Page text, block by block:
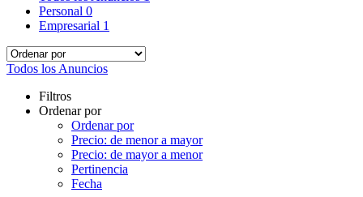
Personal 0
Empresarial 1
Todos los Anuncios
Filtros
Ordenar por
Ordenar por
Precio: de menor a mayor
Precio: de mayor a menor
Pertinencia
Fecha